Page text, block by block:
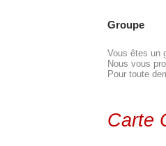
Groupe
Vous êtes un
Nous vous
Pour toute
Carte